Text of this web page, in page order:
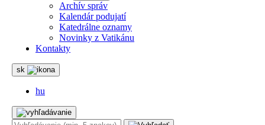
Archív správ
Kalendár podujatí
Katedrálne oznamy
Novinky z Vatikánu
Kontakty
sk
hu